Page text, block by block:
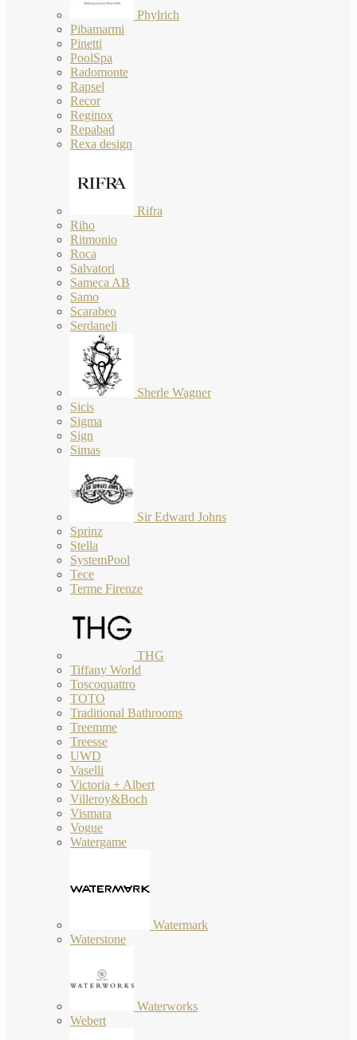
Phylrich
Pibamarmi
Pinetti
PoolSpa
Radomonte
Rapsel
Recor
Reginox
Repabad
Rexa design
Rifra
Riho
Ritmonio
Roca
Salvatori
Sameca AB
Samo
Scarabeo
Serdaneli
Sherle Wagner
Sicis
Sigma
Sign
Simas
Sir Edward Johns
Sprinz
Stella
SystemPool
Tece
Terme Firenze
THG
Tiffany World
Toscoquattro
TOTO
Traditional Bathrooms
Treemme
Treesse
UWD
Vaselli
Victoria + Albert
Villeroy&Boch
Vismara
Vogue
Watergame
Watermark
Waterstone
Waterworks
Webert